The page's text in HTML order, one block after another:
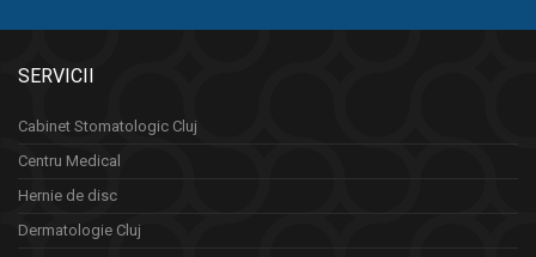
SERVICII
Cabinet Stomatologic Cluj
Centru Medical
Hernie de disc
Dermatologie Cluj